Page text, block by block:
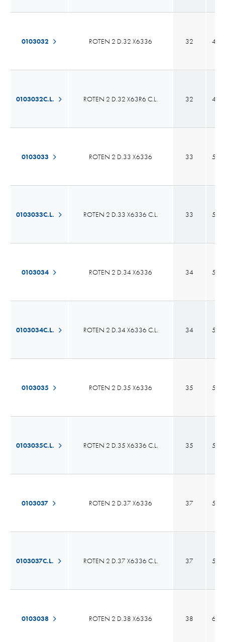
0103032 ROTEN 2 D.32 X6336
0103032C.L. ROTEN 2 D.32 X63R6 C.L.
0103033 ROTEN 2 D.33 X6336
0103033C.L. ROTEN 2 D.33 X6336 C.L.
0103034 ROTEN 2 D.34 X6336
0103034C.L. ROTEN 2 D.34 X6336 C.L.
0103035 ROTEN 2 D.35 X6336
0103035C.L. ROTEN 2 D.35 X6336 C.L.
0103037 ROTEN 2 D.37 X6336
0103037C.L. ROTEN 2 D.37 X6336 C.L.
0103038 ROTEN 2 D.38 X6336
32 43,3
32 43,3
33 53,5
33 53,5
34 53,5
34 53,5
35 53,5
35 53,5
37 53,5
37 53,5
38 60,5